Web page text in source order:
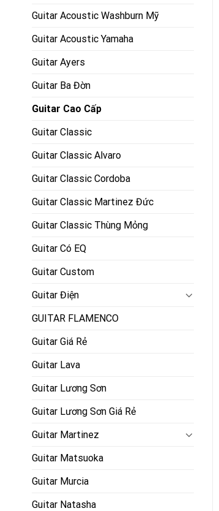
Guitar Acoustic Washburn Mỹ
Guitar Acoustic Yamaha
Guitar Ayers
Guitar Ba Đờn
Guitar Cao Cấp
Guitar Classic
Guitar Classic Alvaro
Guitar Classic Cordoba
Guitar Classic Martinez Đức
Guitar Classic Thùng Mỏng
Guitar Có EQ
Guitar Custom
Guitar Điện
GUITAR FLAMENCO
Guitar Giá Rẻ
Guitar Lava
Guitar Lương Sơn
Guitar Lương Sơn Giá Rẻ
Guitar Martinez
Guitar Matsuoka
Guitar Murcia
Guitar Natasha